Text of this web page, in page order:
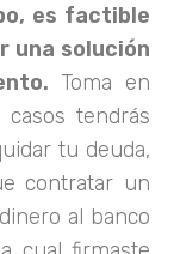
es factible
una solución
Toma en
tendrás
tu deuda,
contratar un
al banco